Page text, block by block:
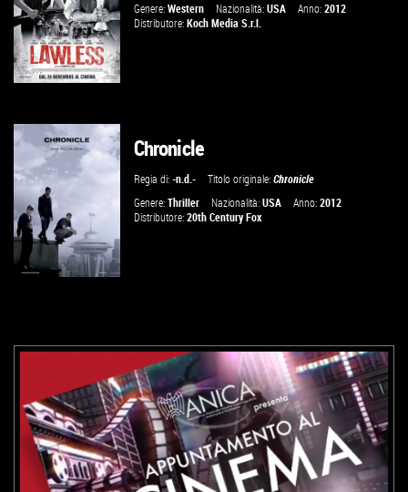
VAI ALLA SCHEDA
Genere:Western Nazionalità:USA Anno:2012
Distributore:Koch Media S.r.l.
Chronicle
Regia di:-n.d.- Titolo originale:Chronicle
Genere:Thriller Nazionalità:USA Anno:2012
Distributore:20th Century Fox